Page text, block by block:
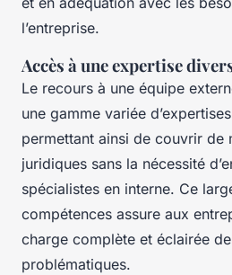
l’entreprise.
Accès à une expertise
Le recours à une équipe
une gamme variée
permettant ainsi de couvrir de
juridiques sans la nécessité
spécialistes en interne. Ce
compétences assure aux
charge complète et éclairée
problématiques.